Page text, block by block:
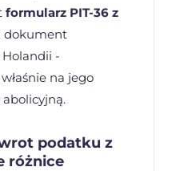
formularz PIT-36 z
dokument
-
właśnie na jego
podatku z
różnice